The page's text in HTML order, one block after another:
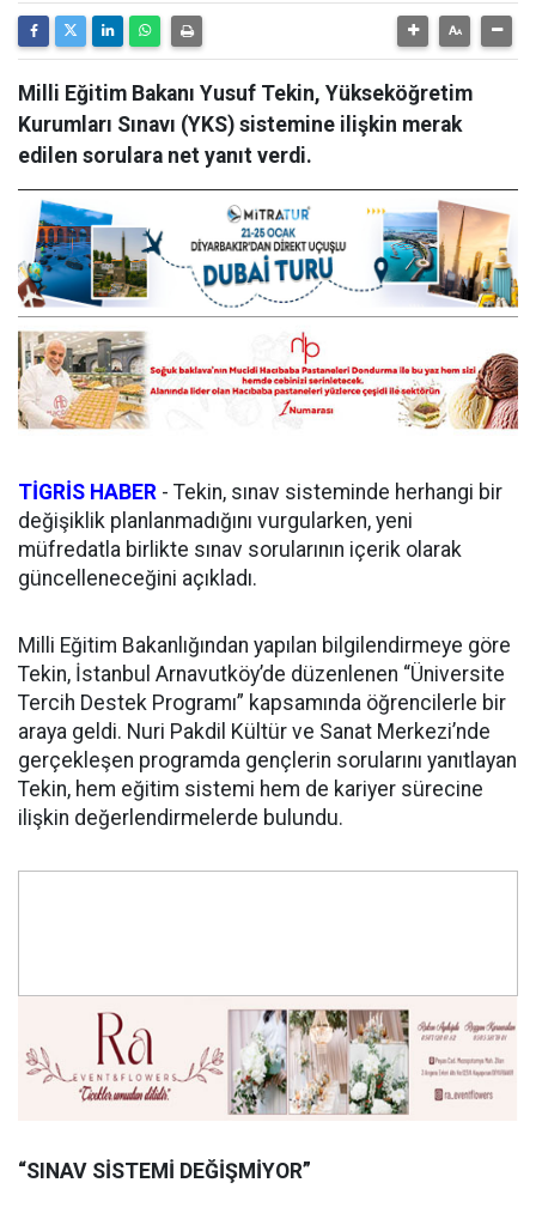
Milli Eğitim Bakanı Yusuf Tekin, Yükseköğretim
Kurumları Sınavı (YKS) sistemine ilişkin merak
edilen sorulara net yanıt verdi.
TİGRİS HABER - Tekin, sınav sisteminde herhangi bir
değişiklik planlanmadığını vurgularken, yeni
müfredatla birlikte sınav sorularının içerik olarak
güncelleneceğini açıkladı.
Milli Eğitim Bakanlığından yapılan bilgilendirmeye göre
Tekin, İstanbul Arnavutköy’de düzenlenen “Üniversite
Tercih Destek Programı” kapsamında öğrencilerle bir
araya geldi. Nuri Pakdil Kültür ve Sanat Merkezi’nde
gerçekleşen programda gençlerin sorularını yanıtlayan
Tekin, hem eğitim sistemi hem de kariyer sürecine
ilişkin değerlendirmelerde bulundu.
“SINAV SİSTEMİ DEĞİŞMİYOR”